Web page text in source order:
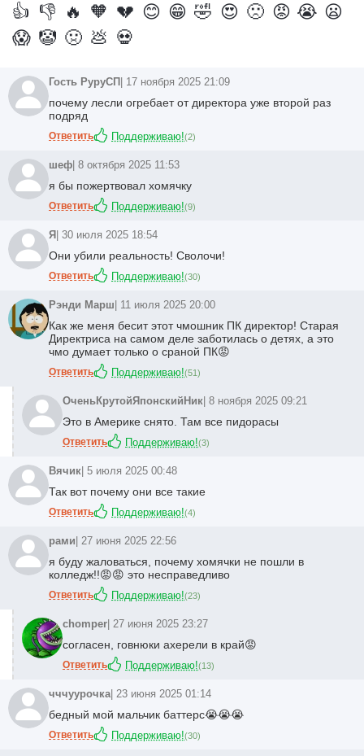
👍 👎 🔥 🧡 💔 😊 😁 🤣 😍 🙁 😡 😭 😦
😱 🤡 🤢 💩 💀
Гость РуруСП | 17 ноября 2025 21:09
почему лесли огребает от директора уже второй раз
подряд
Ответить Поддерживаю!(2)
шеф | 8 октября 2025 11:53
я бы пожертвовал хомячку
Ответить Поддерживаю!(9)
Я | 30 июля 2025 18:54
Они убили реальность! Сволочи!
Ответить Поддерживаю!(30)
Рэнди Марш | 11 июля 2025 20:00
Как же меня бесит этот чмошник ПК директор! Старая
Директриса на самом деле заботилась о детях, а это
чмо думает только о сраной ПК😡
Ответить Поддерживаю!(51)
ОченьКрутойЯпонскийНик | 8 ноября 2025 09:21
Это в Америке снято. Там все пидорасы
Ответить Поддерживаю!(3)
Вячик | 5 июля 2025 00:48
Так вот почему они все такие
Ответить Поддерживаю!(4)
рами | 27 июня 2025 22:56
я буду жаловаться, почему хомячки не пошли в
колледж!!😡😡 это несправедливо
Ответить Поддерживаю!(23)
chomper | 27 июня 2025 23:27
согласен, говнюки ахерели в край😡
Ответить Поддерживаю!(13)
чччуурочка | 23 июня 2025 01:14
бедный мой мальчик баттерс😭😭😭
Ответить Поддерживаю!(30)